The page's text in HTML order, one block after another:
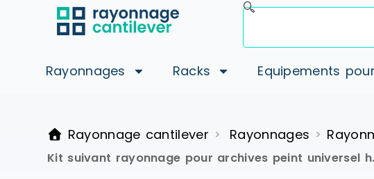
Rayonnages Racks Equipements
Rayonnage cantilever > Rayonnages >
Kit suivant rayonnage pour archives peint universel